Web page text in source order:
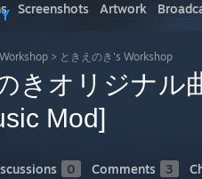
Screenshots Artwork
Workshop > ときえのき's Workshop
きオリジナル
Mod]
0 Comments 3